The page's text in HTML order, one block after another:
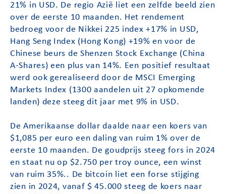
21% in USD. De regio Azië liet een zelfde beeld zien
over de eerste 10 maanden. Het rendement
bedroeg voor de Nikkei 225 index +17% in USD,
Hang Seng Index (Hong Kong) +19% en voor de
Chinese beurs de Shenzen Stock Exchange (China
A-Shares) een plus van 14%. Een positief resultaat
werd ook gerealiseerd door de MSCI Emerging
Markets Index (1300 aandelen uit 27 opkomende
landen) deze steeg dit jaar met 9% in USD.
De Amerikaanse dollar daalde naar een koers van
$1,085 per euro een daling van ruim 1% over de
eerste 10 maanden. De goudprijs steeg fors in 2024
en staat nu op $2.750 per troy ounce, een winst
van ruim 35%.. De bitcoin liet een forse stijging
zien in 2024, vanaf $ 45.000 steeg de koers naar